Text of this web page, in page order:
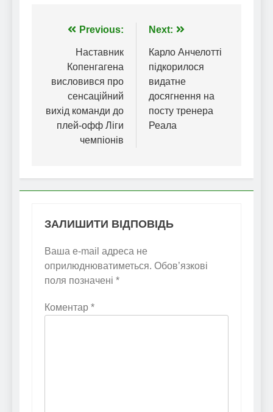
Навігація
записів
Previous:
Наставник
Копенгагена
висловився про
сенсаційний
вихід команди до
плей-офф Ліги
чемпіонів
Next:
Карло Анчелотті
підкорилося
видатне
досягнення на
посту тренера
Реала
ЗАЛИШИТИ ВІДПОВІДЬ
Ваша e-mail адреса не
оприлюднюватиметься. Обов’язкові
поля позначені *
Коментар *